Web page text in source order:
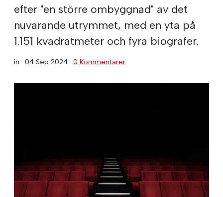
efter "en större ombyggnad" av det
nuvarande utrymmet, med en yta på
1.151 kvadratmeter och fyra biografer.
in · 04 Sep 2024 · 0 Kommentarer